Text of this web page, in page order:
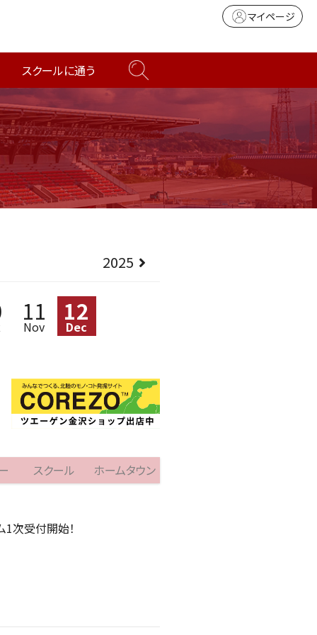
マイページ
スクールに通う
2025
11
Nov
12
Dec
スクール ホームタウン
1次受付開始！